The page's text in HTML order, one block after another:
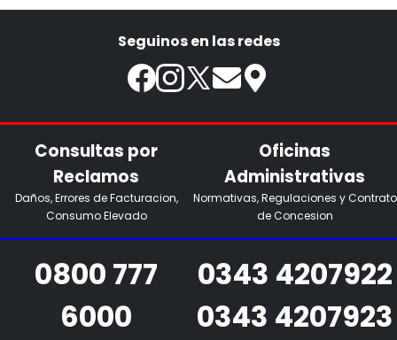
Seguinos en las redes
Consultas por
Reclamos
Daños, Errores de Facturacion,
Consumo Elevado
0800 777
6000
Oficinas
Administrativas
Normativas, Regulaciones y Contrato
de Concesion
0343 4207922
0343 4207923